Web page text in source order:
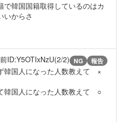
で韓国国籍取得しているのはカ
いからさ
ID:Y5OTIxNzU(2/2) NG 報告
韓国人になった人数教えて ×
韓国人になった人数教えて ○